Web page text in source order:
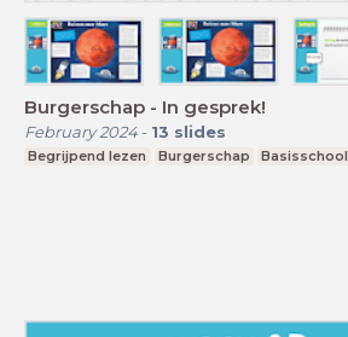
Burgerschap - In gesprek!
February 2024- 13 slides
Begrijpend lezen Burgerschap Basisschool